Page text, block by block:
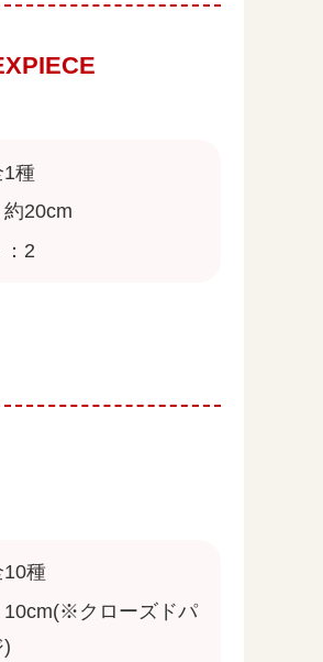
1種
20cm
2
種
10cm(※クローズドパ
)